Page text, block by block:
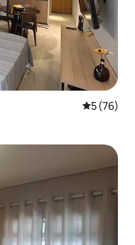
5 de uma
5 (76)